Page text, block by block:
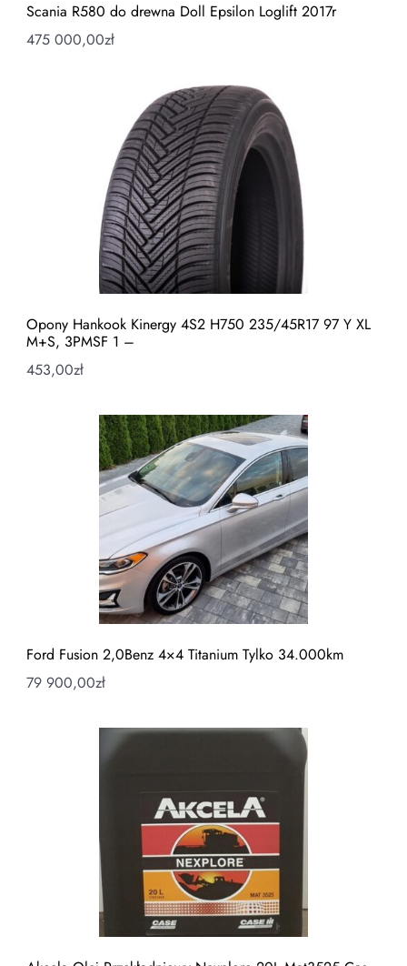
Scania R580 do drewna Doll Epsilon Loglift 2017r
475 000,00zł
Opony Hankook Kinergy 4S2 H750 235/45R17 97 Y XL
M+S, 3PMSF 1 –
453,00zł
Ford Fusion 2,0Benz 4×4 Titanium Tylko 34.000km
79 900,00zł